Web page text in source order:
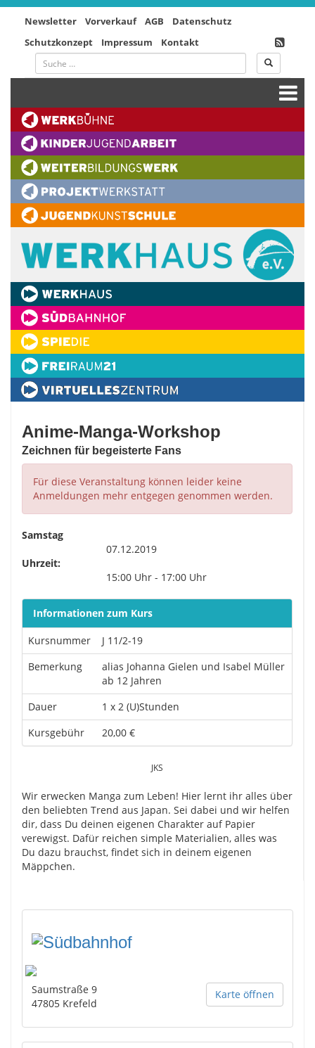
Newsletter Vorverkauf AGB
Datenschutz
Schutzkonzept
Impressum Kontakt
Anime-Manga-Workshop
Zeichnen für begeisterte Fans
Für diese Veranstaltung können leider keine
Anmeldungen mehr entgegen genommen werden.
Samstag
07.12.2019
Uhrzeit:
15:00 Uhr - 17:00 Uhr
Informationen zum Kurs
Kursnummer
J 11/2-19
Bemerkung
alias Johanna Gielen und Isabel Müller
ab 12 Jahren
Dauer
1 x 2 (U)Stunden
Kursgebühr
20,00 €
JKS
Wir erwecken Manga zum Leben! Hier lernt ihr alles über
den beliebten Trend aus Japan. Sei dabei und wir helfen
dir, dass Du deinen eigenen Charakter auf Papier
verewigst. Dafür reichen simple Materialien, alles was
Du dazu brauchst, findet sich in deinem eigenen
Mäppchen.
Karte öffnen
Saumstraße 9
47805 Krefeld